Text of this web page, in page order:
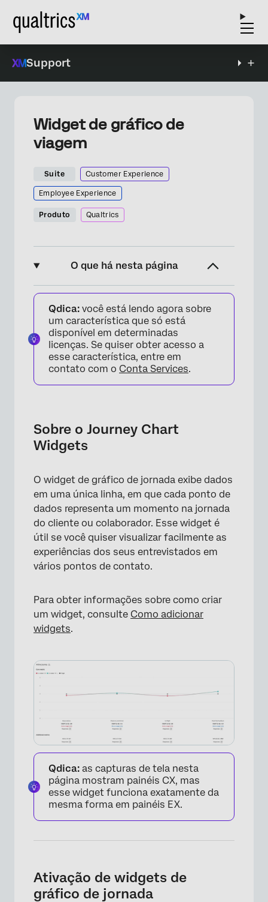
Support
Widget de gráfico de
viagem
Suite Customer Experience
Employee Experience
Produto Qualtrics
O que há nesta página
Sobre o Journey Chart Widgets
Ativação de widgets de gráfico de jornada
Tipos de painéis
Compatibilidade de tipo de campo
Configuração de Widget
Filtros de estágio Journey
Solução de problemas
Qdica: você está lendo agora sobre
um característica que só está
disponível em determinadas
licenças. Se quiser obter acesso a
esse característica, entre em
contato com o Conta Services.
Sobre o Journey Chart
Widgets
O widget de gráfico de jornada exibe dados
em uma única linha, em que cada ponto de
dados representa um momento na jornada
do cliente ou colaborador. Esse widget é
útil se você quiser visualizar facilmente as
experiências dos seus entrevistados em
vários pontos de contato.
Para obter informações sobre como criar
um widget, consulte Como adicionar
widgets.
Qdica: as capturas de tela nesta
página mostram painéis CX, mas
esse widget funciona exatamente da
mesma forma em painéis EX.
Ativação de widgets de
gráfico de jornada